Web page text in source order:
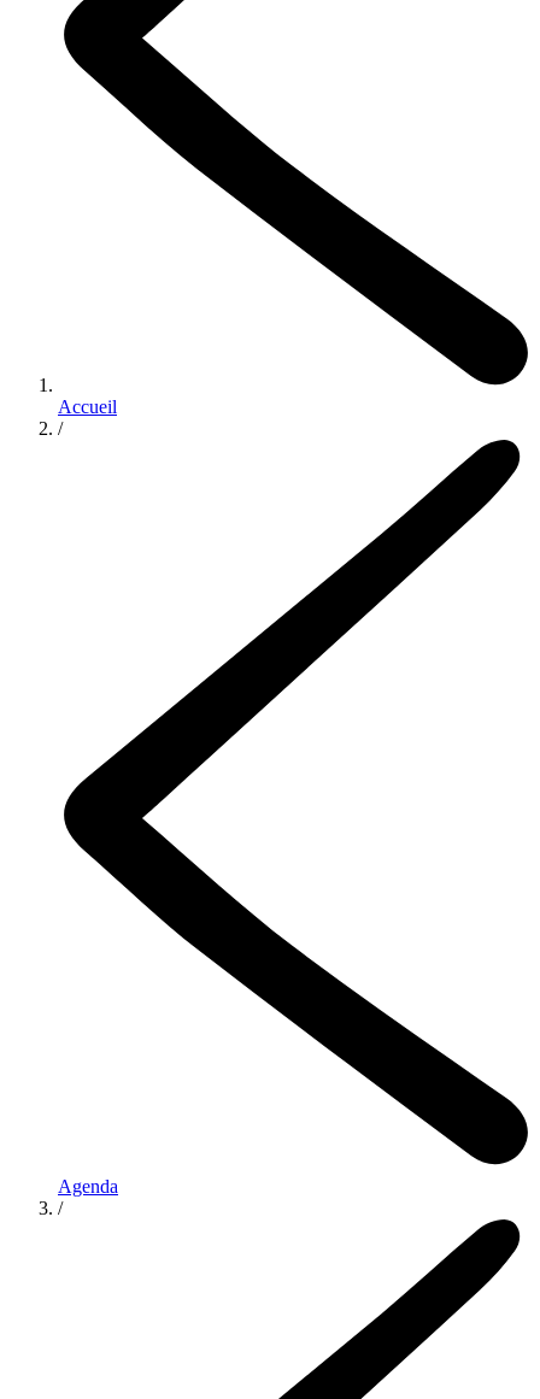
Accueil
/
Agenda
/